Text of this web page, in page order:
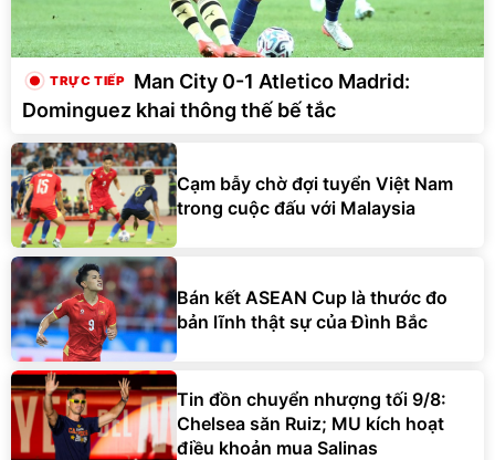
Man City 0-1 Atletico Madrid:
Dominguez khai thông thế bế tắc
Cạm bẫy chờ đợi tuyển Việt Nam
trong cuộc đấu với Malaysia
Bán kết ASEAN Cup là thước đo
bản lĩnh thật sự của Đình Bắc
Tin đồn chuyển nhượng tối 9/8:
Chelsea săn Ruiz; MU kích hoạt
điều khoản mua Salinas